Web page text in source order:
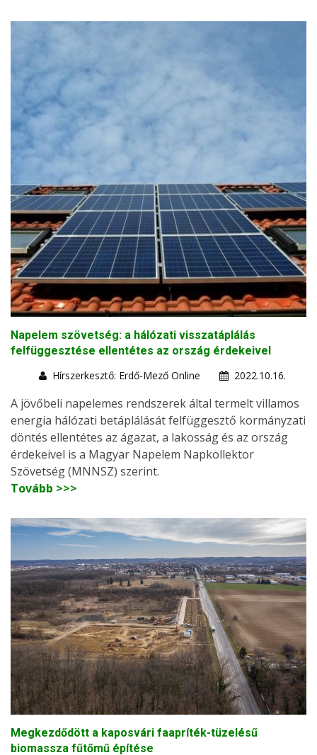
Napelem szövetség: a hálózati visszatáplálás
felfüggesztése ellentétes az ország érdekeivel
Hírszerkesztő: Erdő-Mező Online
2022.10.16.
A jövőbeli napelemes rendszerek által termelt villamos
energia hálózati betáplálását felfüggesztő kormányzati
döntés ellentétes az ágazat, a lakosság és az ország
érdekeivel is a Magyar Napelem Napkollektor
Szövetség (MNNSZ) szerint.
Tovább >>>
Megkezdődött a kaposvári faapríték-tüzelésű
biomassza fűtőmű építése